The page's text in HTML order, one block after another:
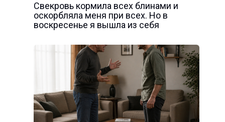
Свекровь кормила всех блинами и
оскорбляла меня при всех. Но в
воскресенье я вышла из себя